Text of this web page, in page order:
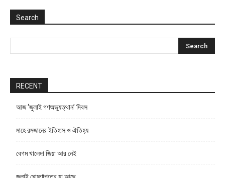
Search
RECENT
আজ ‘জুলাই গণঅভ্যুত্থান’ দিবস
মাহে রমজানের ইতিহাস ও ঐতিহ্য
বেগম খালেদা জিয়া আর নেই